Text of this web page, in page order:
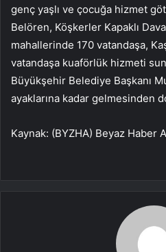
genç yaşlı ve çocuğa hizmet
Belören, Köşkerler Kapaklı
mahallerinde 170 vatandaşa,
vatandaşa kuaförlük hizmeti
Büyükşehir Belediye Başkanı
ayaklarına kadar gelmesinden
Kaynak: (BYZHA) Beyaz Haber